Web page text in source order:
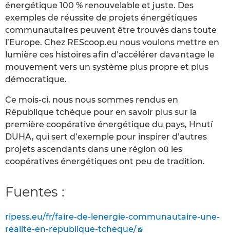
énergétique 100 % renouvelable et juste. Des
exemples de réussite de projets énergétiques
communautaires peuvent être trouvés dans toute
l’Europe. Chez REScoop.eu nous voulons mettre en
lumière ces histoires afin d’accélérer davantage le
mouvement vers un système plus propre et plus
démocratique.
Ce mois-ci, nous nous sommes rendus en
République tchèque pour en savoir plus sur la
première coopérative énergétique du pays, Hnutí
DUHA, qui sert d’exemple pour inspirer d’autres
projets ascendants dans une région où les
coopératives énergétiques ont peu de tradition.
Fuentes :
ripess.eu/fr/faire-de-lenergie-communautaire-une-
realite-en-republique-tcheque/